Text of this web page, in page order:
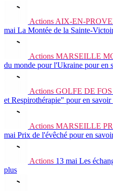
Actions AIX-EN-
mai La Montée de la Sainte-
Actions MARSEILLE
du monde pour l'Ukraine pour en
Actions GOLFE DE FOS
et Respirothérapie" pour en savoir
Actions MARSEILLE
mai Prix de l'évêché pour en
Actions 13 mai Les
plus